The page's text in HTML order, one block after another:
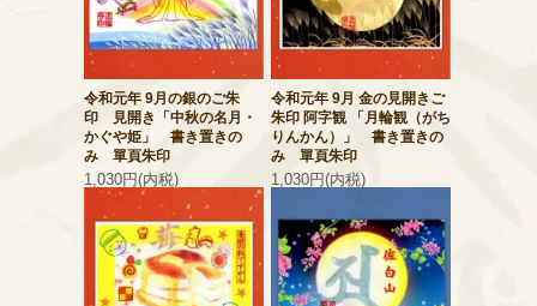
令和元年 9月の銀のご朱
印 見開き「中秋の名月・
かぐや姫」 書き置きの
み 單頁朱印
1,030円(内税)
令和元年 9月 金の見開きご
朱印 阿字観 「月輪観（がち
りんかん）」 書き置きの
み 單頁朱印
1,030円(内税)